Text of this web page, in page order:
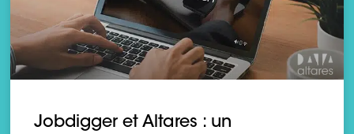
Jobdigger et Altares : un